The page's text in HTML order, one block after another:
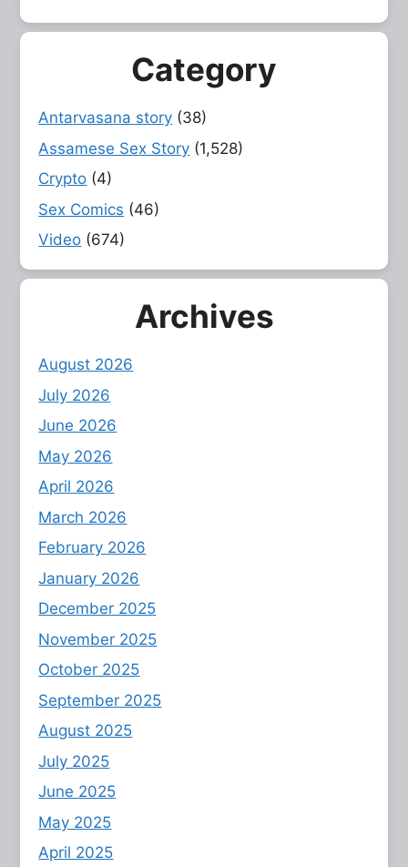
Category
Antarvasana story (38)
Assamese Sex Story (1,528)
Crypto (4)
Sex Comics (46)
Video (674)
Archives
August 2026
July 2026
June 2026
May 2026
April 2026
March 2026
February 2026
January 2026
December 2025
November 2025
October 2025
September 2025
August 2025
July 2025
June 2025
May 2025
April 2025